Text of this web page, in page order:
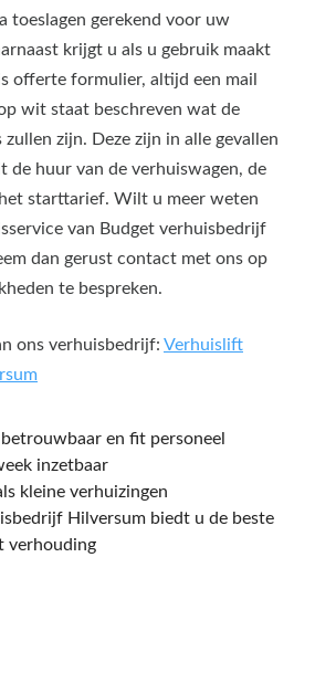
toeslagen gerekend voor uw
krijgt u als u gebruik maakt
offerte formulier, altijd een mail
wit staat beschreven wat de
zullen zijn. Deze zijn in alle gevallen
de huur van de verhuiswagen, de
starttarief. Wilt u meer weten
van Budget verhuisbedrijf
dan gerust contact met ons op
te bespreken.
ons verhuisbedrijf: Verhuislift
en fit personeel
inzetbaar
kleine verhuizingen
Hilversum biedt u de beste
verhouding